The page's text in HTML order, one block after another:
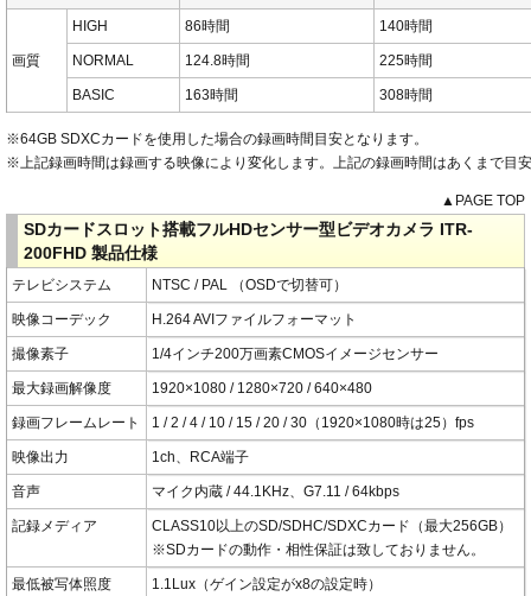
画質
HIGH 86時間 140時間
NORMAL 124.8時間 225時間
BASIC 163時間 308時間
※64GB SDXCカードを使用した場合の録画時間目安となります。
※上記録画時間は録画する映像により変化します。上記の録画時間はあくまで目
▲PAGE TOP
SDカードスロット搭載フルHDセンサー型ビデオカメラ ITR-
200FHD 製品仕様
テレビシステム NTSC / PAL （OSDで切替可）
映像コーデック H.264 AVIファイルフォーマット
撮像素子 1/4インチ200万画素CMOSイメージセンサー
最大録画解像度 1920×1080 / 1280×720 / 640×480
録画フレームレート 1 / 2 / 4 / 10 / 15 / 20 / 30（1920×1080時は25）fps
映像出力 1ch、RCA端子
音声 マイク内蔵 / 44.1KHz、G7.11 / 64kbps
記録メディア
CLASS10以上のSD/SDHC/SDXCカード（最大256GB）
※SDカードの動作・相性保証は致しておりません。
最低被写体照度 1.1Lux（ゲイン設定がx8の設定時）